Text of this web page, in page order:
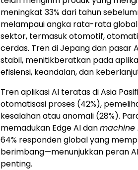
meningkat 33% dari tahun
melampaui angka rata-rata
sektor, termasuk otomotif,
cerdas. Tren di Jepang dan pasar
stabil, menitikberatkan pada
efisiensi, keandalan, dan
Tren aplikasi AI teratas di Asia
otomatisasi proses (42%),
kesalahan atau anomali (28%).
memadukan Edge AI danmachine
64% responden global yang
berimbang—menunjukkan peran
penting.